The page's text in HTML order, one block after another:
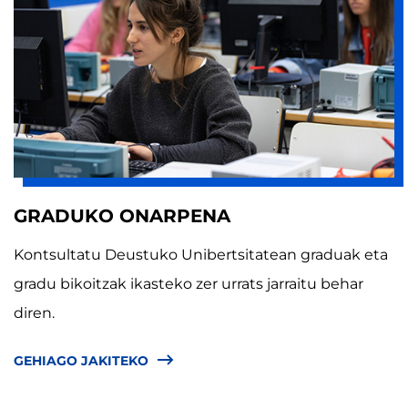
GRADUKO ONARPENA
Kontsultatu Deustuko Unibertsitatean graduak eta
gradu bikoitzak ikasteko zer urrats jarraitu behar
diren.
GEHIAGO JAKITEKO